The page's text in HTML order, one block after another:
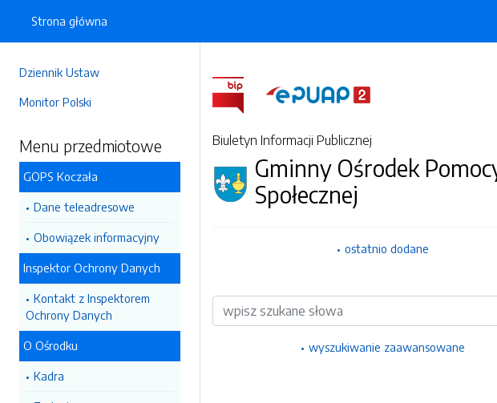
Dziennik Ustaw
Monitor Polski
Menu przedmiotowe
GOPS Koczała
Dane teleadresowe
Obowiązek informacyjny
Inspektor Ochrony Danych
Kontakt z Inspektorem
Ochrony Danych
O Ośrodku
Kadra
Strona główna
Biuletyn Informacji Publicznej
Gminny Ośrodek
Społecznej
ostatnio dodane
Wyszukiwarka
wyszukiwanie zaawansowane